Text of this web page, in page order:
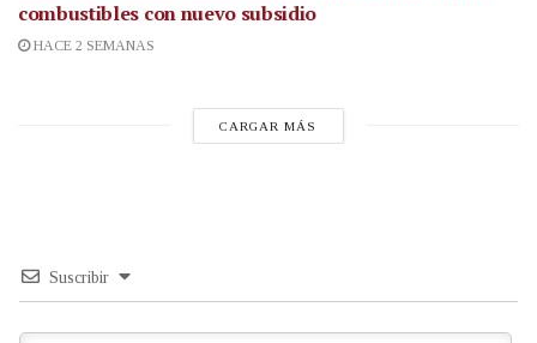
combustibles con nuevo subsidio
HACE 2 SEMANAS
CARGAR MÁS
Suscribir